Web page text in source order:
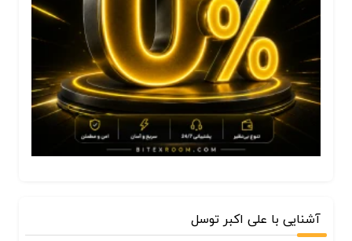
آشنایی با علی اکبر توسل